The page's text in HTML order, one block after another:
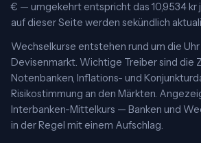
€ — umgekehrt entspricht das 10,9534 kr
auf dieser Seite werden sekündlich
Wechselkurse entstehen rund um die
Devisenmarkt. Wichtige Treiber sind die
Notenbanken, Inflations- und
Risikostimmung an den Märkten.
Interbanken-Mittelkurs — Banken und
in der Regel mit einem Aufschlag.